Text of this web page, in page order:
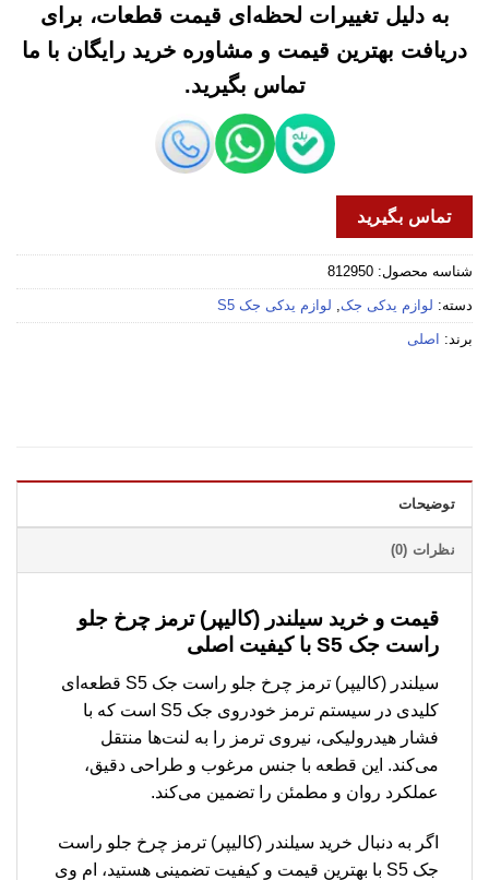
به دلیل تغییرات لحظه‌ای قیمت قطعات، برای
دریافت بهترین قیمت و مشاوره خرید رایگان با ما
تماس بگیرید.
تماس بگیرید
شناسه محصول: 812950
دسته: لوازم یدکی جک, لوازم یدکی جک S5
برند: اصلی
توضیحات
نظرات (0)
قیمت و خرید سیلندر (کالیپر) ترمز چرخ جلو
راست جک S5 با کیفیت اصلی
سیلندر (کالیپر) ترمز چرخ جلو راست جک S5 قطعه‌ای
کلیدی در سیستم ترمز خودروی جک S5 است که با
فشار هیدرولیکی، نیروی ترمز را به لنت‌ها منتقل
می‌کند. این قطعه با جنس مرغوب و طراحی دقیق،
عملکرد روان و مطمئن را تضمین می‌کند.
اگر به دنبال خرید سیلندر (کالیپر) ترمز چرخ جلو راست
جک S5 با بهترین قیمت و کیفیت تضمینی هستید، ام وی